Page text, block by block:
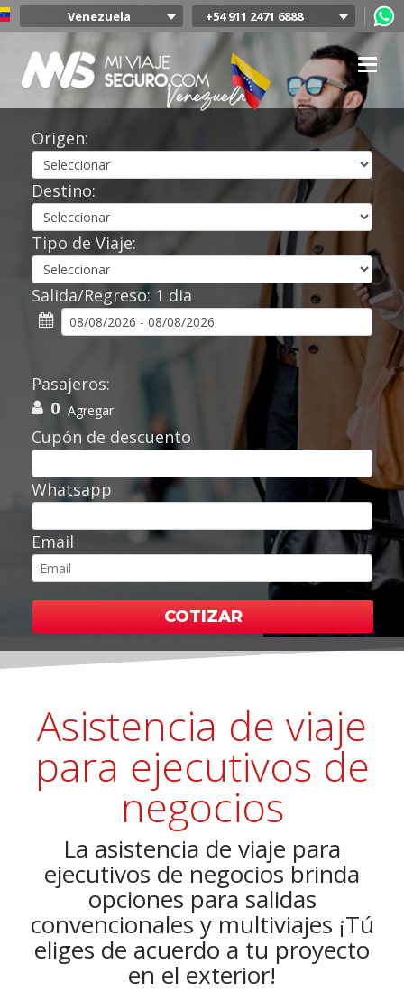
+54 911 2471 6888
Venezuela
Argentina
Colombia
Mexico
Peru
Origen:
Destino:
Tipo de Viaje:
Salida/Regreso: 1 dia
Pasajeros:
0 Agregar
Cupón de descuento
Whatsapp
Email
COTIZAR
Asistencia de viaje
para ejecutivos de
negocios
La asistencia de viaje para
ejecutivos de negocios brinda
opciones para salidas
convencionales y multiviajes ¡Tú
eliges de acuerdo a tu proyecto
en el exterior!